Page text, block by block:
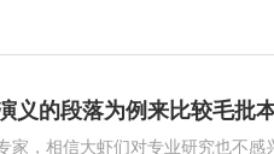
义的段落为例来比较毛批
家，相信大虾们对专业研究也不